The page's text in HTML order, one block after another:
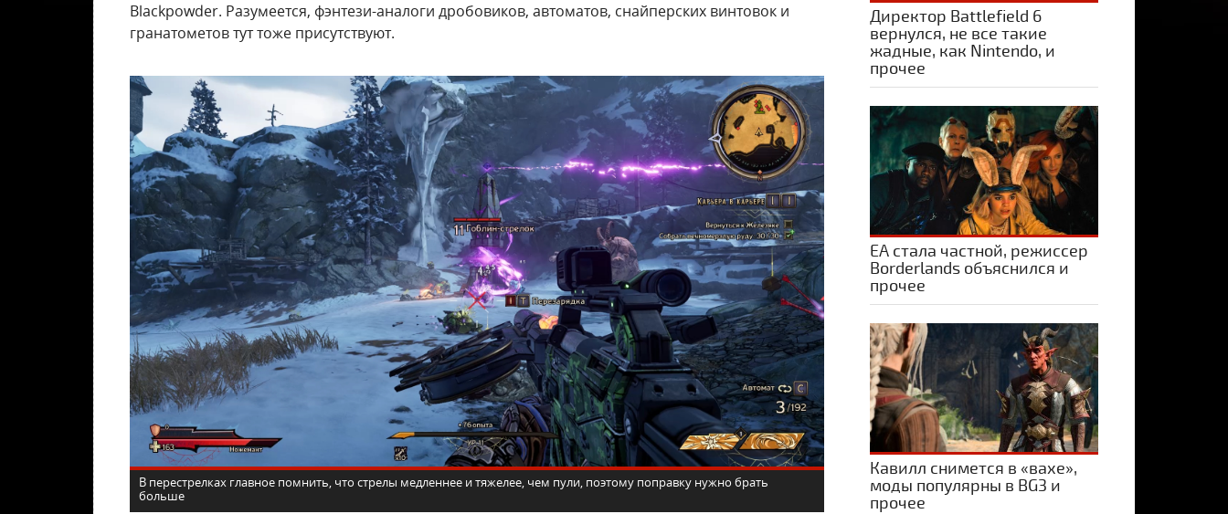
Blackpowder. Разумеется, фэнтези-аналоги дробовиков, автоматов, снайперских винтовок и
гранатометов тут тоже присутствуют.
В перестрелках главное помнить, что стрелы медленнее и тяжелее, чем пули, поэтому поправку нужно брать
больше
Директор Battlefield 6
вернулся, не все такие
жадные, как Nintendo, и
прочее
ЕА стала частной, режиссер
Borderlands объяснился и
прочее
Кавилл снимется в «вахе»,
моды популярны в BG3 и
прочее